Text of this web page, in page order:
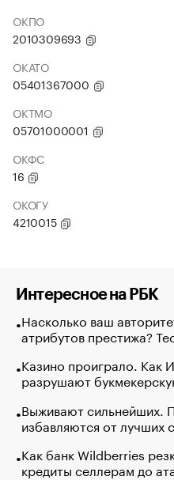
ОКПО
2010309693
ОКАТО
05401367000
ОКТМО
05701000001
ОКФС
16
ОКОГУ
4210015
Интересное на РБК
Насколько ваш
атрибутов престижа?
Казино проиграло. Как
разрушают
Выживают сильнейших.
избавляются от лучших
Как банк Wildberries
кредиты селлерам до